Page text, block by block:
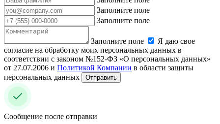
Заполните поле
Заполните поле
Заполните поле
Я даю свое
согласие на обработку моих персональных данных в
соответствии с законом №152-ФЗ «О персональных данных»
от 27.07.2006 и Политикой Компании в области защиты
персональных данных
Отправить
Сообщение после отправки